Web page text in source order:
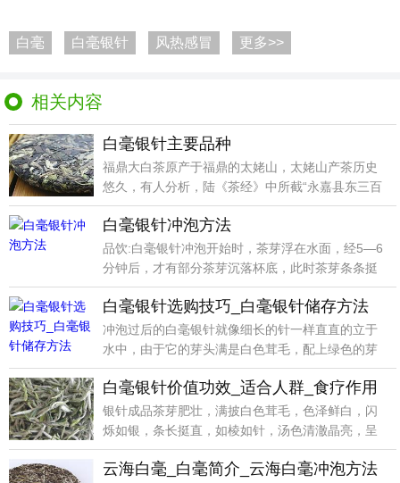
白毫 白毫银针 风热感冒 更多>>
相关内容
白毫银针主要品种
福鼎大白茶原产于福鼎的太姥山，太姥山产茶历史
悠久，有人分析，陆《茶经》中所截“永嘉县东三百
里有白茶山
白毫银针冲泡方法
品饮:白毫银针冲泡开始时，茶芽浮在水面，经5—6
分钟后，才有部分茶芽沉落杯底，此时茶芽条条挺
立，上下
白毫银针选购技巧_白毫银针储存方法
冲泡过后的白毫银针就像细长的针一样直直的立于
水中，由于它的芽头满是白色茸毛，配上绿色的芽
叶确实让人赏
白毫银针价值功效_适合人群_食疗作用
银针成品茶芽肥壮，满披白色茸毛，色泽鲜白，闪
烁如银，条长挺直，如棱如针，汤色清澈晶亮，呈
浅杏黄色，入
云海白毫_白毫简介_云海白毫冲泡方法